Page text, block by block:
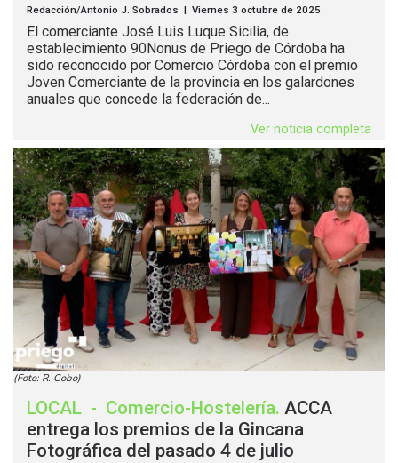
Redacción/Antonio J. Sobrados | Viernes 3 octubre de 2025
El comerciante José Luis Luque Sicilia, de
establecimiento 90Nonus de Priego de Córdoba ha
sido reconocido por Comercio Córdoba con el premio
Joven Comerciante de la provincia en los galardones
anuales que concede la federación de...
Ver noticia completa
(Foto: R. Cobo)
LOCAL - Comercio-Hostelería. ACCA
entrega los premios de la Gincana
Fotográfica del pasado 4 de julio